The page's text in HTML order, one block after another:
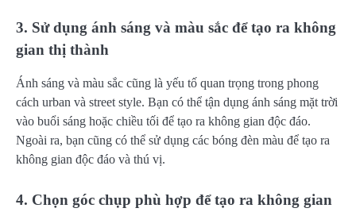
3. Sử dụng ánh sáng và màu sắc để tạo ra không
gian thị thành
Ánh sáng và màu sắc cũng là yếu tố quan trọng trong phong
cách urban và street style. Bạn có thể tận dụng ánh sáng mặt trời
vào buổi sáng hoặc chiều tối để tạo ra không gian độc đáo.
Ngoài ra, bạn cũng có thể sử dụng các bóng đèn màu để tạo ra
không gian độc đáo và thú vị.
4. Chọn góc chụp phù hợp để tạo ra không gian